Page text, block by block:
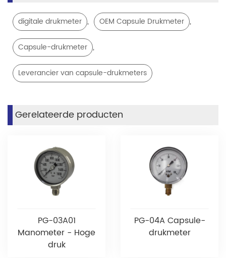
digitale drukmeter , OEM Capsule Drukmeter ,
Capsule-drukmeter ,
Leverancier van capsule-drukmeters
Gerelateerde producten
PG-03A01
Manometer - Hoge
druk
PG-04A Capsule-
drukmeter